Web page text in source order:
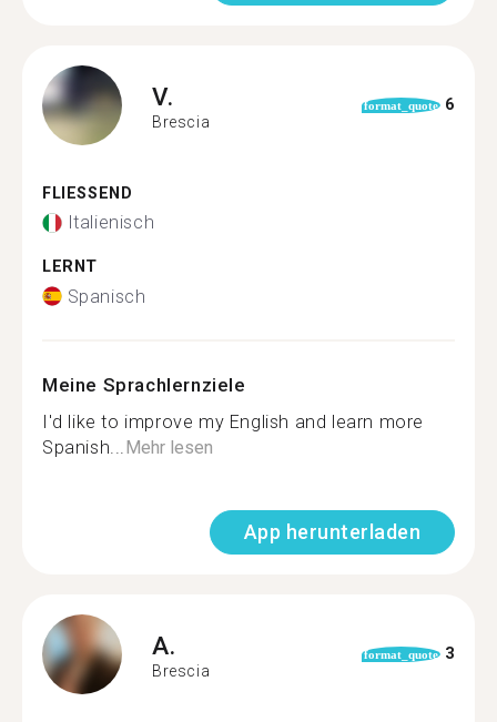
V.
Brescia
format_quote 6
FLIESSEND
Italienisch
LERNT
Spanisch
Meine Sprachlernziele
I'd like to improve my English and learn more
Spanish... Mehr lesen
App herunterladen
A.
Brescia
format_quote 3